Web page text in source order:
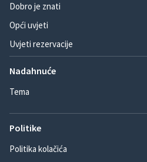
Dobro je znati
Opći uvjeti
Uvjeti rezervacije
Nadahnuće
Tema
Politike
Politika kolačića